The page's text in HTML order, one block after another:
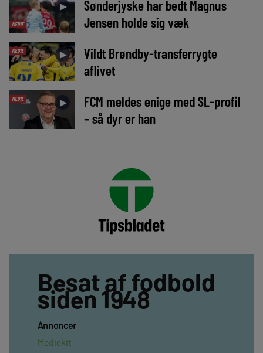
MEDIE
►
Sønderjyske har bedt Magnus
Jensen holde sig væk
MEDIE ►
Vildt Brøndby-transferrygte
aflivet
MEDIE ►
FCM meldes enige med SL-profil
– så dyr er han
Besat af fodbold
siden 1948
Annoncer
Mediekit